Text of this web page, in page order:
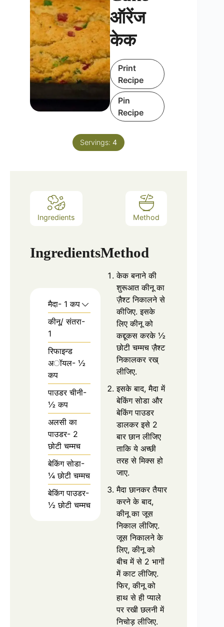
ऑरेंज
केक
Print
Recipe
Pin
Recipe
Servings:4
Ingredients Method
Ingredients
मैदा- 1 कप
कीनू/ संतरा-
1
रिफाइन्ड
अॉयल- ½
कप
पाउडर चीनी-
½ कप
अलसी का
पाउडर- 2
छोटी चम्मच
बेकिंग सोडा-
¼ छोटी चम्मच
बेकिंग पाउडर-
½ छोटी चम्मच
Method
केक बनाने की
शुरूआत कीनू का
ज़ैश्ट निकालने से
कीजिए. इसके
लिए कीनू को
कद्दूकस करके ½
छोटी चम्मच ज़ैश्ट
निकालकर रख्
लीजिए.
इसके बाद, मैदा में
बेकिंग सोडा और
बेकिंग पाउडर
डालकर इसे 2
बार छान लीजिए
ताकि ये अच्छी
तरह से मिक्स हो
जाए.
मैदा छानकर तैयार
करने के बाद,
कीनू का जूस
निकाल लीजिए.
जूस निकालने के
लिए, कीनू को
बीच में से 2 भागों
में काट लीजिए.
फिर, कीनू को
हाथ से ही प्याले
पर रखी छलनी में
निचोड़ लीजिए.